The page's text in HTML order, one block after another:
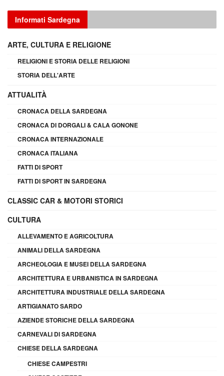
Informati Sardegna
ARTE, CULTURA E RELIGIONE
RELIGIONI E STORIA DELLE RELIGIONI
STORIA DELL'ARTE
ATTUALITÀ
CRONACA DELLA SARDEGNA
CRONACA DI DORGALI & CALA GONONE
CRONACA INTERNAZIONALE
CRONACA ITALIANA
FATTI DI SPORT
FATTI DI SPORT IN SARDEGNA
CLASSIC CAR & MOTORI STORICI
CULTURA
ALLEVAMENTO E AGRICOLTURA
ANIMALI DELLA SARDEGNA
ARCHEOLOGIA E MUSEI DELLA SARDEGNA
ARCHITETTURA E URBANISTICA IN SARDEGNA
ARCHITETTURA INDUSTRIALE DELLA SARDEGNA
ARTIGIANATO SARDO
AZIENDE STORICHE DELLA SARDEGNA
CARNEVALI DI SARDEGNA
CHIESE DELLA SARDEGNA
CHIESE CAMPESTRI